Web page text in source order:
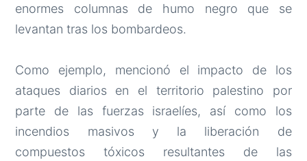
enormes columnas de humo negro que se
levantan tras los bombardeos.
Como ejemplo, mencionó el impacto de los
ataques diarios en el territorio palestino por
parte de las fuerzas israelíes, así como los
incendios masivos y la liberación de
compuestos tóxicos resultantes de las